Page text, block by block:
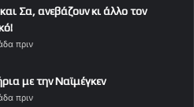
Σα, ανεβάζουν κι άλλο τον
πριν
με την Ναϊμέγκεν
πριν